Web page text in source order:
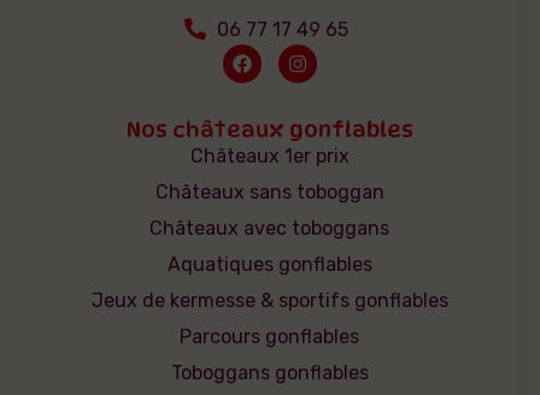
06 77 17 49 65
Nos châteaux gonflables
Châteaux 1er prix
Châteaux sans toboggan
Châteaux avec toboggans
Aquatiques gonflables
Jeux de kermesse & sportifs gonflables
Parcours gonflables
Toboggans gonflables